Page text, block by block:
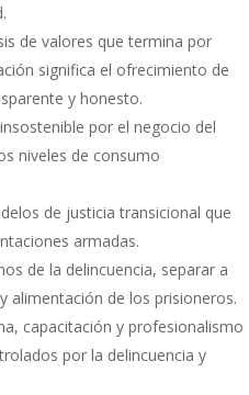
de valores que termina por
significa el ofrecimiento de
y honesto.
por el negocio del
niveles de consumo
de justicia transicional que
armadas.
de la delincuencia, separar a
alimentación de los prisioneros.
capacitación y profesionalismo
por la delincuencia y